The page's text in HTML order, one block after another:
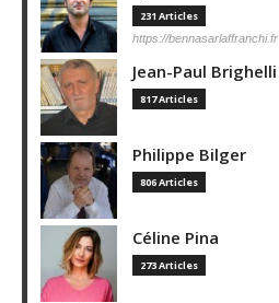
231 Articles
https://bennasarlaffranchi.fr
Jean-Paul Brighelli
817 Articles
Philippe Bilger
806 Articles
Céline Pina
273 Articles